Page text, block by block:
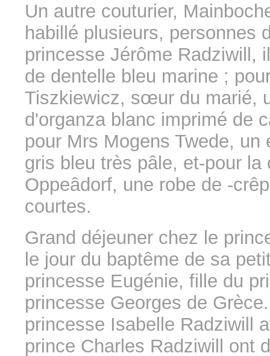
Un autre couturier,
habillé plusieurs, personnes
princesse Jérôme Radziwill,
de dentelle bleu marine ;
Tiszkiewicz, sœur du marié,
d'organza blanc imprimé de
pour Mrs Mogens Twede, un
gris bleu très pâle, et-pour la
Oppeâdorf, une robe de -
courtes.
Grand déjeuner chez le
le jour du baptême de sa
princesse Eugénie, fille du
princesse Georges de
princesse Isabelle Radziwill
prince Charles Radziwill ont